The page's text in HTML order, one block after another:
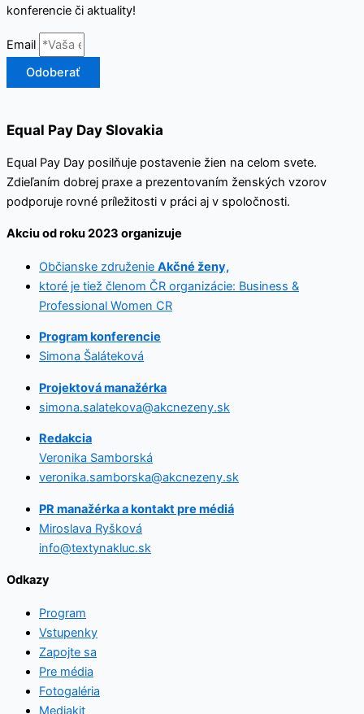
konferencie či aktuality!
Email
Odoberať
Equal Pay Day Slovakia
Equal Pay Day posilňuje postavenie žien na celom svete.
Zdieľaním dobrej praxe a prezentovaním ženských vzorov
podporuje rovné príležitosti v práci aj v spoločnosti.
Akciu od roku 2023 organizuje
Občianske združenie Akčné ženy,
ktoré je tiež členom ČR organizácie: Business &
Professional Women CR
Program konferencie
Simona Šaláteková
Projektová manažérka
simona.salatekova@akcnezeny.sk
Redakcia
Veronika Samborská
veronika.samborska@akcnezeny.sk
PR manažérka a kontakt pre médiá
Miroslava Ryšková
info@textynakluc.sk
Odkazy
Program
Vstupenky
Zapojte sa
Pre média
Fotogaléria
Mediakit